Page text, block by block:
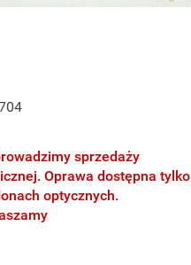
sprzedaży
Oprawa dostępna tylko
optycznych.